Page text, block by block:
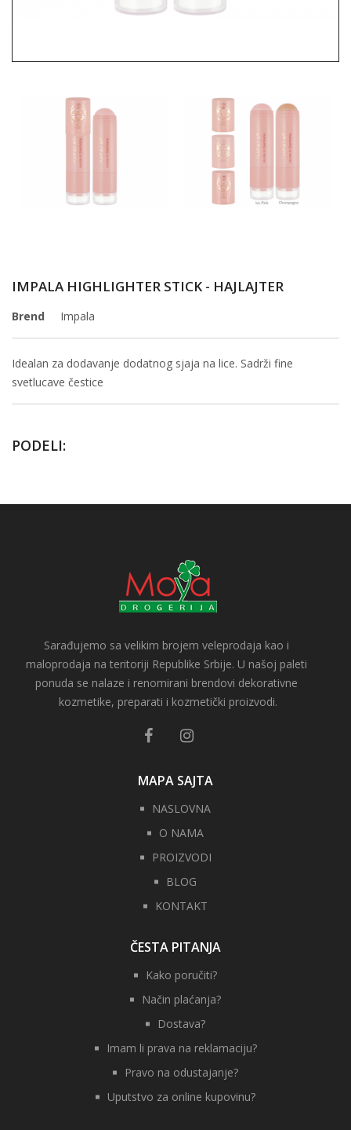
IMPALA HIGHLIGHTER STICK - HAJLAJTER
Brend Impala
Idealan za dodavanje dodatnog sjaja na lice. Sadrži fine
svetlucave čestice
PODELI:
Sarađujemo sa velikim brojem veleprodaja kao i
maloprodaja na teritoriji Republike Srbije. U našoj paleti
ponuda se nalaze i renomirani brendovi dekorativne
kozmetike, preparati i kozmetički proizvodi.
MAPA SAJTA
NASLOVNA
O NAMA
PROIZVODI
BLOG
KONTAKT
ČESTA PITANJA
Kako poručiti?
Način plaćanja?
Dostava?
Imam li prava na reklamaciju?
Pravo na odustajanje?
Uputstvo za online kupovinu?